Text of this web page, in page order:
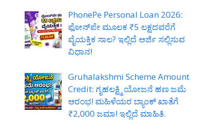
PhonePe Personal Loan 2026:
ಫೋನ್‌ಪೇ ಮೂಲಕ ₹5 ಲಕ್ಷದವರೆಗೆ
ವೈಯಕ್ತಿಕ ಸಾಲ? ಇಲ್ಲಿದೆ ಅರ್ಜಿ ಸಲ್ಲಿಸುವ
ವಿಧಾನ!
Gruhalakshmi Scheme Amount
Credit: ಗೃಹಲಕ್ಷ್ಮಿ ಯೋಜನೆ ಹಣ ಜಮೆ
ಆರಂಭ! ಮಹಿಳೆಯರ ಬ್ಯಾಂಕ್ ಖಾತೆಗೆ
₹2,000 ಜಮಾ! ಇಲ್ಲಿದೆ ಮಾಹಿತಿ.